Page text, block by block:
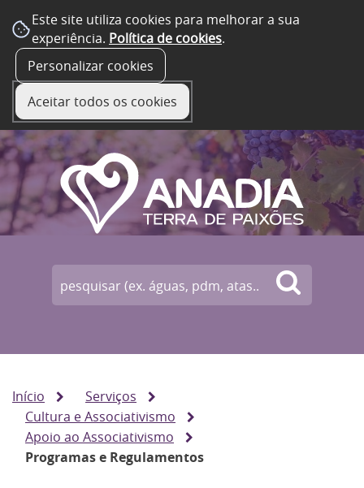
Este site utiliza cookies para melhorar a sua
experiência. Política de cookies.
Personalizar cookies
Aceitar todos os cookies
Início
Serviços
Cultura e Associativismo
Apoio ao Associativismo
Programas e Regulamentos